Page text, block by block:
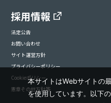
採用情報
法定公告
お問い合わせ
サイト運営方針
プライバシーポリシー
Cookieポリシー
憲章その他方針等
本サイトはWebサイトの
を使用しています。以下